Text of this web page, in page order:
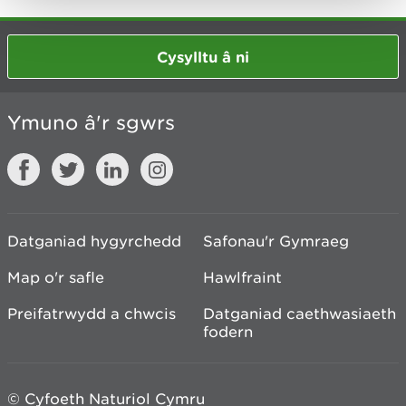
Cysylltu â ni
Ymuno â'r sgwrs
Datganiad hygyrchedd
Safonau'r Gymraeg
Map o'r safle
Hawlfraint
Preifatrwydd a chwcis
Datganiad caethwasiaeth
fodern
© Cyfoeth Naturiol Cymru